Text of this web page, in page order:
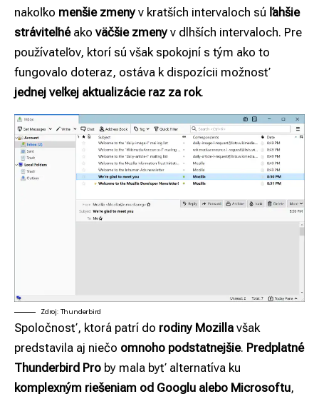
nakoľko menšie zmeny v kratších intervaloch sú ľahšie
stráviteľnéako väčšie zmeny v dlhších intervaloch. Pre
používateľov, ktorí sú však spokojní s tým ako to
fungovalo doteraz, ostáva k dispozícii možnosť
jednej veľkej aktualizácie raz za rok.
Zdroj: Thunderbird
Spoločnosť, ktorá patrí do rodiny Mozilla však
predstavila aj niečo omnoho podstatnejšie. Predplatné
Thunderbird Pro by mala byť alternatíva ku
komplexným riešeniam od Googlu alebo Microsoftu,